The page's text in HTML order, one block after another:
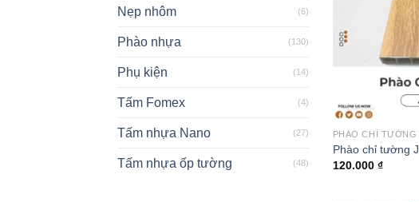
Nẹp nhôm (6)
Phào nhựa (130)
Phụ kiện (14)
Tấm Fomex (4)
Tấm nhựa Nano (27)
Tấm nhựa ốp tường (48)
PHÀO CHỈ TƯỜNG
Phào chỉ tường
120.000 ₫